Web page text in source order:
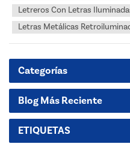
Letreros Con Letras
Letras Metálicas
Categorías
Blog Más Reciente
ETIQUETAS